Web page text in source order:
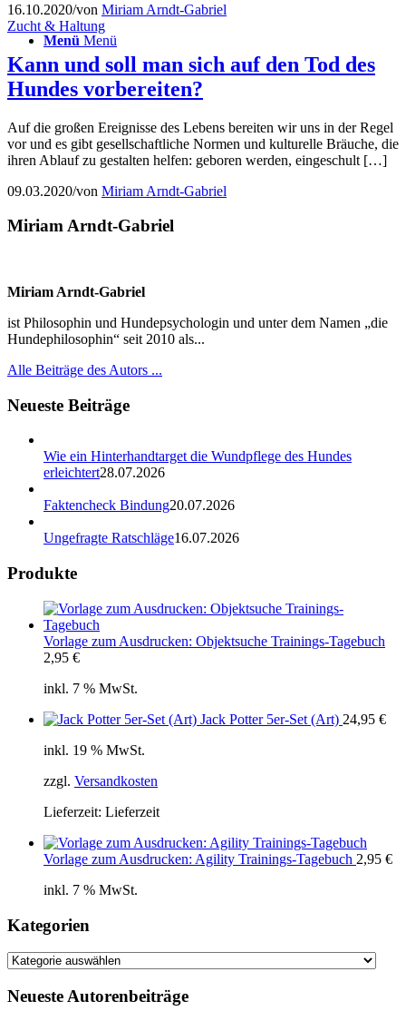
Menü Menü
16.10.2020/von Miriam Arndt-Gabriel
Zucht & Haltung
Kann und soll man sich auf den Tod des
Hundes vorbereiten?
Auf die großen Ereignisse des Lebens bereiten wir uns in der Regel
vor und es gibt gesellschaftliche Normen und kulturelle Bräuche, die
ihren Ablauf zu gestalten helfen: geboren werden, eingeschult […]
09.03.2020/von Miriam Arndt-Gabriel
Miriam Arndt-Gabriel
Miriam Arndt-Gabriel
ist Philosophin und Hundepsychologin und unter dem Namen „die
Hundephilosophin“ seit 2010 als...
Alle Beiträge des Autors ...
Neueste Beiträge
Wie ein Hinterhandtarget die Wundpflege des Hundes
erleichtert28.07.2026
Faktencheck Bindung20.07.2026
Ungefragte Ratschläge16.07.2026
Produkte
Vorlage zum Ausdrucken: Objektsuche Trainings-Tagebuch
2,95 €
inkl. 7 % MwSt.
Jack Potter 5er-Set (Art) 24,95 €
inkl. 19 % MwSt.
zzgl. Versandkosten
Lieferzeit: Lieferzeit
Vorlage zum Ausdrucken: Agility Trainings-Tagebuch 2,95 €
inkl. 7 % MwSt.
Kategorien
Kategorien
Neueste Autorenbeiträge